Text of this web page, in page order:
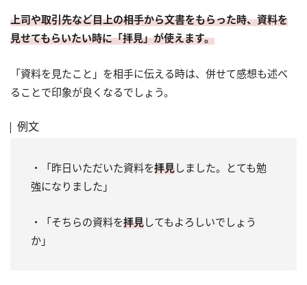
上司や取引先など目上の相手から文書をもらった時、資料を
見せてもらいたい時に「拝見」が使えます。
「資料を見たこと」を相手に伝える時は、併せて感想も述べ
ることで印象が良くなるでしょう。
例文
・「昨日いただいた資料を拝見しました。とても勉
強になりました」
・「そちらの資料を拝見してもよろしいでしょう
か」